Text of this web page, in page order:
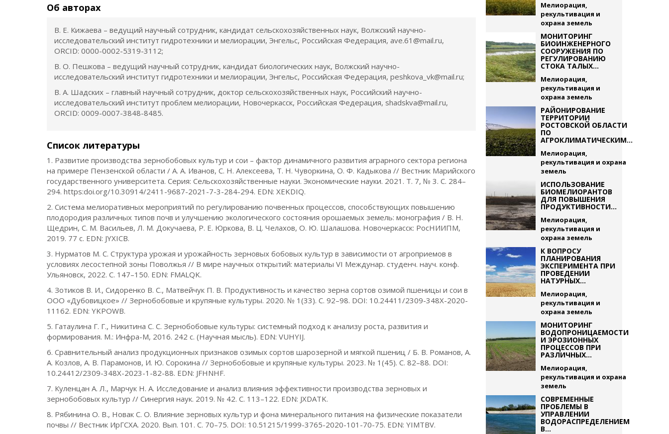
Об авторах
В. Е. Кижаева – ведущий научный сотрудник, кандидат сельскохозяйственных наук, Волжский научно-
исследовательский институт гидротехники и мелиорации, Энгельс, Российская Федерация, ave.61@mail.ru,
ORCID: 0000-0002-5319-3112;
В. О. Пешкова – ведущий научный сотрудник, кандидат биологических наук, Волжский научно-
исследовательский институт гидротехники и мелиорации, Энгельс, Российская Федерация, peshkova_vk@mail.ru;
В. А. Шадских – главный научный сотрудник, доктор сельскохозяйственных наук, Российский научно-
исследовательский институт проблем мелиорации, Новочеркасск, Российская Федерация, shadskva@mail.ru,
ORCID: 0009-0007-3848-8485.
Список литературы
1. Развитие производства зернобобовых культур и сои – фактор динамичного развития аграрного сектора региона
на примере Пензенской области / А. А. Иванов, С. Н. Алексеева, Т. Н. Чуворкина, О. Ф. Кадыкова // Вестник Марийского
государственного университета. Серия: Сельскохозяйственные науки. Экономические науки. 2021. Т. 7, № 3. С. 284–
294. https:doi.org/10.30914/2411-9687-2021-7-3-284-294. EDN: XEKDIQ.
2. Система мелиоративных мероприятий по регулированию почвенных процессов, способствующих повышению
плодородия различных типов почв и улучшению экологического состояния орошаемых земель: монография / В. Н.
Щедрин, С. М. Васильев, Л. М. Докучаева, Р. Е. Юркова, В. Ц. Челахов, О. Ю. Шалашова. Новочеркасск: РосНИИПМ,
2019. 77 с. EDN: JYXICB.
3. Нурматов М. С. Структура урожая и урожайность зерновых бобовых культур в зависимости от агроприемов в
условиях лесостепной зоны Поволжья // В мире научных открытий: материалы VI Междунар. студенч. науч. конф.
Ульяновск, 2022. С. 147–150. EDN: FMALQK.
4. Зотиков В. И., Сидоренко В. С., Матвейчук П. В. Продуктивность и качество зерна сортов озимой пшеницы и сои в
ООО «Дубовицкое» // Зернобобовые и крупяные культуры. 2020. № 1(33). С. 92–98. DOI: 10.24411/2309-348X-2020-
11162. EDN: YKPOWB.
5. Гатаулина Г. Г., Никитина С. С. Зернобобовые культуры: системный подход к анализу роста, развития и
формирования. М.: Инфра-М, 2016. 242 с. (Научная мысль). EDN: VUHYIJ.
6. Сравнительный анализ продукционных признаков озимых сортов шарозерной и мягкой пшениц / Б. В. Романов, А.
А. Козлов, А. В. Парамонов, И. Ю. Сорокина // Зернобобовые и крупяные культуры. 2023. № 1(45). С. 82–88. DOI:
10.24412/2309-348X-2023-1-82-88. EDN: JFHNHF.
7. Куленцан А. Л., Марчук Н. А. Исследование и анализ влияния эффективности производства зерновых и
зернобобовых культур // Синергия наук. 2019. № 42. С. 113–122. EDN: JXDATK.
8. Рябинина О. В., Новак С. О. Влияние зерновых культур и фона минерального питания на физические показатели
почвы // Вестник ИрГСХА. 2020. Вып. 101. С. 70–75. DOI: 10.51215/1999-3765-2020-101-70-75. EDN: YIMTBV.
Мелиорация,
рекультивация и
охрана земель
МОНИТОРИНГ
БИОИНЖЕНЕРНОГО
СООРУЖЕНИЯ ПО
РЕГУЛИРОВАНИЮ
СТОКА ТАЛЫХ...
Мелиорация,
рекультивация и
охрана земель
РАЙОНИРОВАНИЕ
ТЕРРИТОРИИ
РОСТОВСКОЙ ОБЛАСТИ
ПО
АГРОКЛИМАТИЧЕСКИМ...
Мелиорация,
рекультивация и охрана
земель
ИСПОЛЬЗОВАНИЕ
БИОМЕЛИОРАНТОВ
ДЛЯ ПОВЫШЕНИЯ
ПРОДУКТИВНОСТИ...
Мелиорация,
рекультивация и
охрана земель
К ВОПРОСУ
ПЛАНИРОВАНИЯ
ЭКСПЕРИМЕНТА ПРИ
ПРОВЕДЕНИИ
НАТУРНЫХ...
Мелиорация,
рекультивация и
охрана земель
МОНИТОРИНГ
ВОДОПРОНИЦАЕМОСТИ
И ЭРОЗИОННЫХ
ПРОЦЕССОВ ПРИ
РАЗЛИЧНЫХ...
Мелиорация,
рекультивация и охрана
земель
СОВРЕМЕННЫЕ
ПРОБЛЕМЫ В
УПРАВЛЕНИИ
ВОДОРАСПРЕДЕЛЕНИЕМ
В...